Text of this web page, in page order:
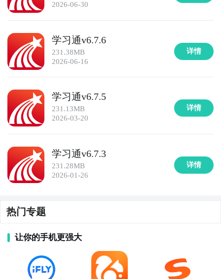
2026-06-30
学习通v6.7.6
231.38MB
2026-06-16
详情
学习通v6.7.5
231.13MB
2026-03-20
详情
学习通v6.7.3
231.28MB
2026-01-26
详情
热门专题
让你的手机更强大